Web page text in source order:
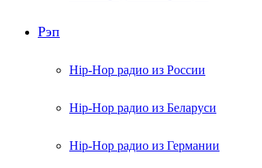
Рэп
Hip-Hop радио из России
Hip-Hop радио из Беларуси
Hip-Hop радио из Германии